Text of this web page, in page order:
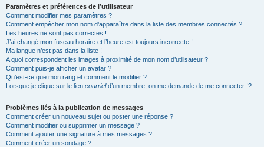
Paramètres et préférences de l’utilisateur
Comment modifier mes paramètres ?
Comment empêcher mon nom d’apparaître dans la liste des membres connectés ?
Les heures ne sont pas correctes !
J’ai changé mon fuseau horaire et l’heure est toujours incorrecte !
Ma langue n’est pas dans la liste !
A quoi correspondent les images à proximité de mon nom d’utilisateur ?
Comment puis-je afficher un avatar ?
Qu’est-ce que mon rang et comment le modifier ?
Lorsque je clique sur le lien courrield’un membre, on me demande de me connecter !?
Problèmes liés à la publication de messages
Comment créer un nouveau sujet ou poster une réponse ?
Comment modifier ou supprimer un message ?
Comment ajouter une signature à mes messages ?
Comment créer un sondage ?